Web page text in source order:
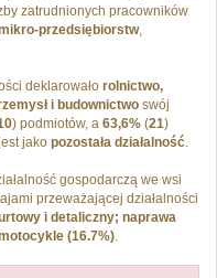
zatrudnionych pracowników
przedsiębiorstw,
deklarowało rolnictwo,
i budownictwo swój
) podmiotów, a 63,6% (21)
jako pozostała działalność.
gospodarczą we wsi
przeważającej działalności
i detaliczny; naprawa
(16.7%).